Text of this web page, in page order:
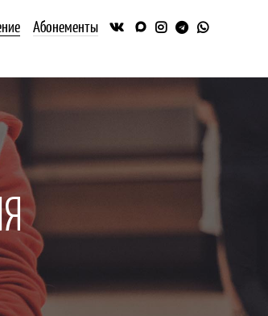
Абонементы